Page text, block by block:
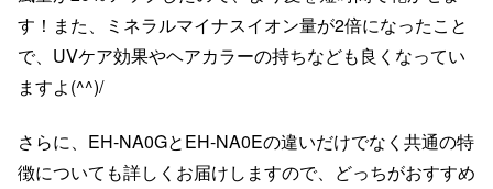
す！また、ミネラルマイナスイオン量が2倍になったこと
で、UVケア効果やヘアカラーの持ちなども良くなってい
ますよ(^^)/
さらに、EH-NA0GとEH-NA0Eの違いだけでなく共通の特
徴についても詳しくお届けしますので、どっちがおすすめ